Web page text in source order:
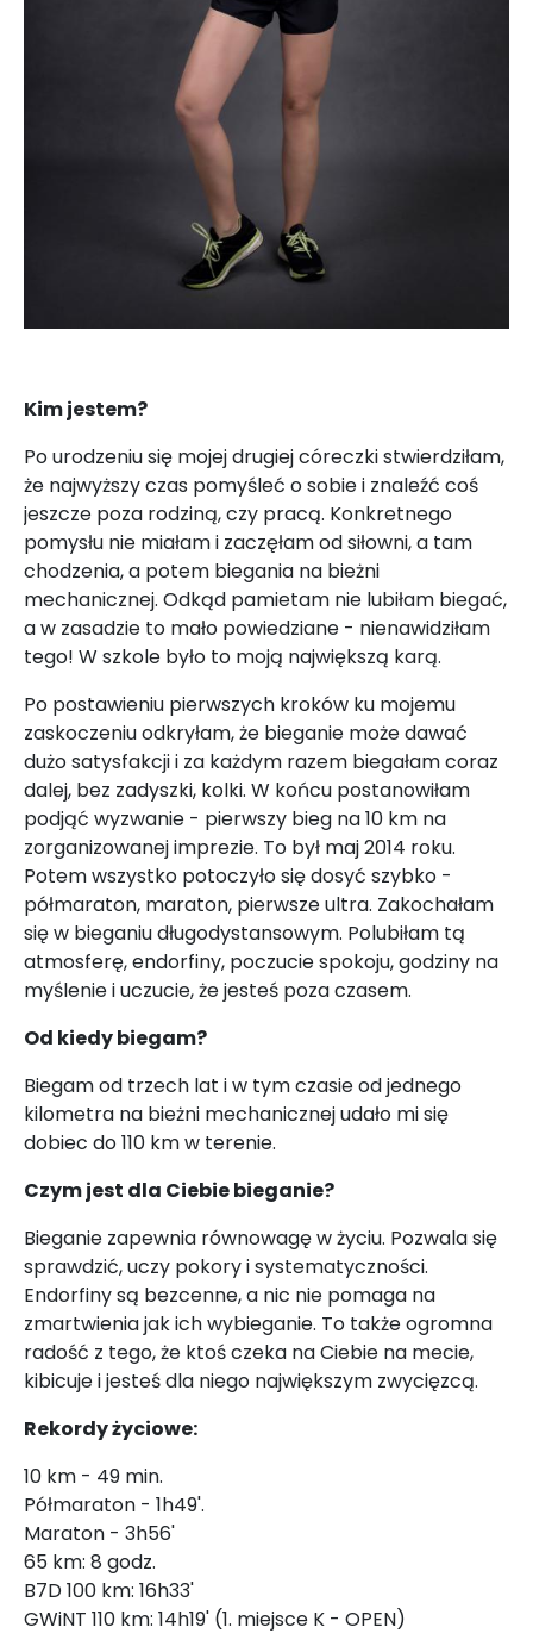
Kim jestem?
Po urodzeniu się mojej drugiej córeczki stwierdziłam,
że najwyższy czas pomyśleć o sobie i znaleźć coś
jeszcze poza rodziną, czy pracą. Konkretnego
pomysłu nie miałam i zaczęłam od siłowni, a tam
chodzenia, a potem biegania na bieżni
mechanicznej. Odkąd pamietam nie lubiłam biegać,
a w zasadzie to mało powiedziane - nienawidziłam
tego! W szkole było to moją największą karą.
Po postawieniu pierwszych kroków ku mojemu
zaskoczeniu odkryłam, że bieganie może dawać
dużo satysfakcji i za każdym razem biegałam coraz
dalej, bez zadyszki, kolki. W końcu postanowiłam
podjąć wyzwanie - pierwszy bieg na 10 km na
zorganizowanej imprezie. To był maj 2014 roku.
Potem wszystko potoczyło się dosyć szybko -
półmaraton, maraton, pierwsze ultra. Zakochałam
się w bieganiu długodystansowym. Polubiłam tą
atmosferę, endorfiny, poczucie spokoju, godziny na
myślenie i uczucie, że jesteś poza czasem.
Od kiedy biegam?
Biegam od trzech lat i w tym czasie od jednego
kilometra na bieżni mechanicznej udało mi się
dobiec do 110 km w terenie.
Czym jest dla Ciebie bieganie?
Bieganie zapewnia równowagę w życiu. Pozwala się
sprawdzić, uczy pokory i systematyczności.
Endorfiny są bezcenne, a nic nie pomaga na
zmartwienia jak ich wybieganie. To także ogromna
radość z tego, że ktoś czeka na Ciebie na mecie,
kibicuje i jesteś dla niego największym zwycięzcą.
Rekordy życiowe:
10 km - 49 min.
Półmaraton - 1h49'.
Maraton - 3h56'
65 km: 8 godz.
B7D 100 km: 16h33'
GWiNT 110 km: 14h19' (1. miejsce K - OPEN)